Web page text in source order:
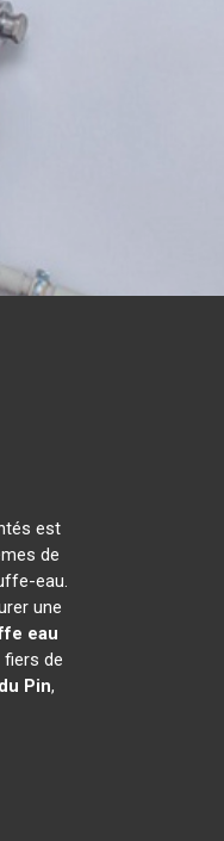
est
de
eau.
une
eau
de
Pin,